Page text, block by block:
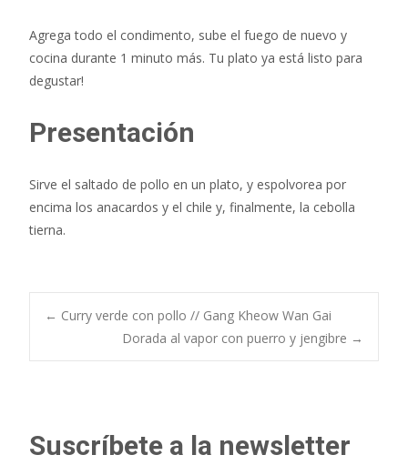
Agrega todo el condimento, sube el fuego de nuevo y
cocina durante 1 minuto más. Tu plato ya está listo para
degustar!
Presentación
Sirve el saltado de pollo en un plato, y espolvorea por
encima los anacardos y el chile y, finalmente, la cebolla
tierna.
Navegación
entradas
← Curry verde con pollo // Gang Kheow Wan Gai
Dorada al vapor con puerro y jengibre →
Suscríbete a la newsletter